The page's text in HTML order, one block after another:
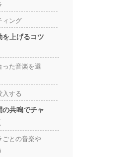
ィング
を上げるコツ
った音楽を選
入する
の共鳴でチャ
ごとの音楽や